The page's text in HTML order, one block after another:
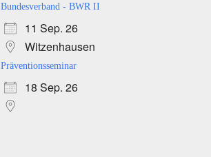
Bundesverband - BWR II
11 Sep. 26
Witzenhausen
Präventionsseminar
18 Sep. 26